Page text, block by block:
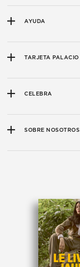
AYUDA
TARJETA PALACIO
CELEBRA
SOBRE NOSOTROS